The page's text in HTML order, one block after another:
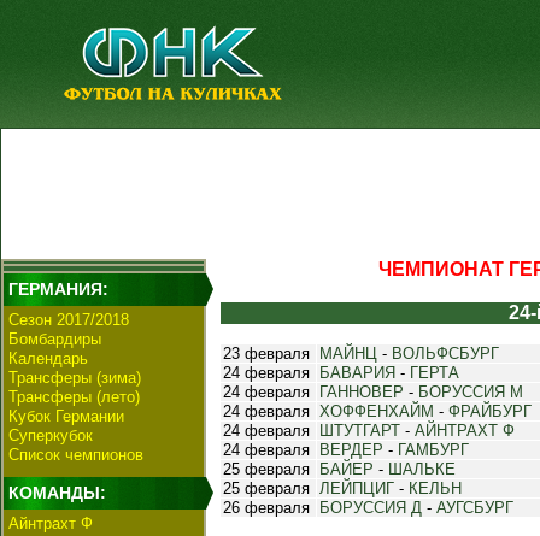
ГЕРМАНИЯ:
Сезон 2017/2018
Бомбардиры
Календарь
Трансферы (зима)
Трансферы (лето)
Кубок Германии
Суперкубок
Список чемпионов
КОМАНДЫ:
Айнтрахт Ф
ЧЕМПИОНАТ
23 февраля МАЙНЦ - ВОЛЬФСБУРГ
24 февраля
БАВАРИЯ - ГЕРТА
24 февраля
ГАННОВЕР - БОРУССИЯ М
24 февраля ХОФФЕНХАЙМ - ФРАЙБУРГ
24 февраля
ШТУТГАРТ - АЙНТРАХТ Ф
24 февраля
ВЕРДЕР - ГАМБУРГ
25 февраля
БАЙЕР - ШАЛЬКЕ
25 февраля ЛЕЙПЦИГ - КЕЛЬН
26 февраля
БОРУССИЯ Д - АУГСБУРГ